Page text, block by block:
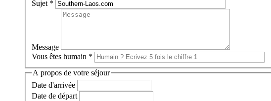
Sujet *
Message
Vous êtes humain *
A propos de votre séjour
Date d'arrivée
Date de départ